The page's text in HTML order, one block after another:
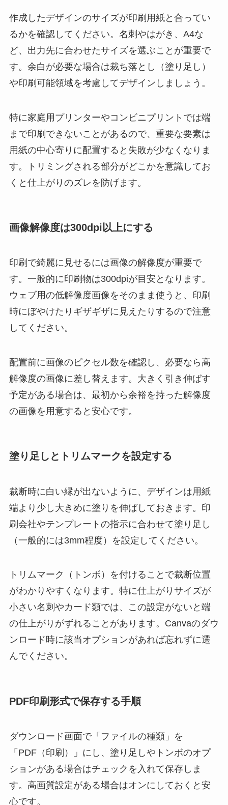
作成したデザインのサイズが印刷用紙と合ってい
るかを確認してください。名刺やはがき、A4な
ど、出力先に合わせたサイズを選ぶことが重要で
す。余白が必要な場合は裁ち落とし（塗り足し）
や印刷可能領域を考慮してデザインしましょう。
特に家庭用プリンターやコンビニプリントでは端
まで印刷できないことがあるので、重要な要素は
用紙の中心寄りに配置すると失敗が少なくなりま
す。トリミングされる部分がどこかを意識してお
くと仕上がりのズレを防げます。
画像解像度は300dpi以上にする
印刷で綺麗に見せるには画像の解像度が重要で
す。一般的に印刷物は300dpiが目安となります。
ウェブ用の低解像度画像をそのまま使うと、印刷
時にぼやけたりギザギザに見えたりするので注意
してください。
配置前に画像のピクセル数を確認し、必要なら高
解像度の画像に差し替えます。大きく引き伸ばす
予定がある場合は、最初から余裕を持った解像度
の画像を用意すると安心です。
塗り足しとトリムマークを設定する
裁断時に白い縁が出ないように、デザインは用紙
端より少し大きめに塗りを伸ばしておきます。印
刷会社やテンプレートの指示に合わせて塗り足し
（一般的には3mm程度）を設定してください。
トリムマーク（トンボ）を付けることで裁断位置
がわかりやすくなります。特に仕上がりサイズが
小さい名刺やカード類では、この設定がないと端
の仕上がりがずれることがあります。Canvaのダウ
ンロード時に該当オプションがあれば忘れずに選
んでください。
PDF印刷形式で保存する手順
ダウンロード画面で「ファイルの種類」を
「PDF（印刷）」にし、塗り足しやトンボのオプ
ションがある場合はチェックを入れて保存しま
す。高画質設定がある場合はオンにしておくと安
心です。